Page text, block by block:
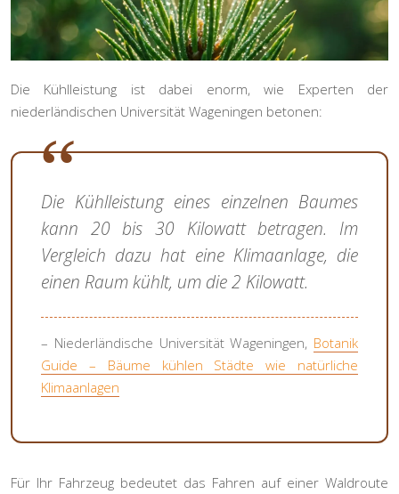
Die Kühlleistung ist dabei enorm, wie Experten der
niederländischen Universität Wageningen betonen:
Die Kühlleistung eines einzelnen Baumes
kann 20 bis 30 Kilowatt betragen. Im
Vergleich dazu hat eine Klimaanlage, die
einen Raum kühlt, um die 2 Kilowatt.
– Niederländische Universität Wageningen, Botanik
Guide – Bäume kühlen Städte wie natürliche
Klimaanlagen
Für Ihr Fahrzeug bedeutet das Fahren auf einer Waldroute